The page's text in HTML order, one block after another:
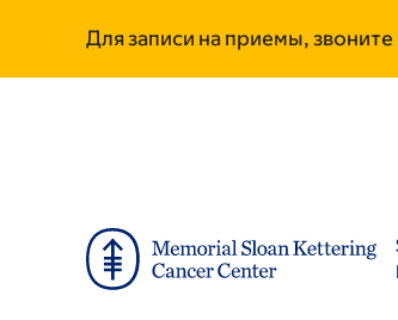
main
footer
Для записи на приемы,